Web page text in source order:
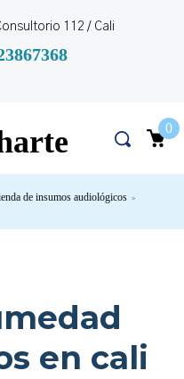
112 / Cali
0
de insumos audiológicos >
en cali